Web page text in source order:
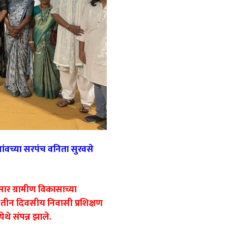
सरपंच वनिता सुरवसे
ग्रामीण विकासाच्या
दिवसीय निवासी प्रशिक्षण
संपन्न झाले.